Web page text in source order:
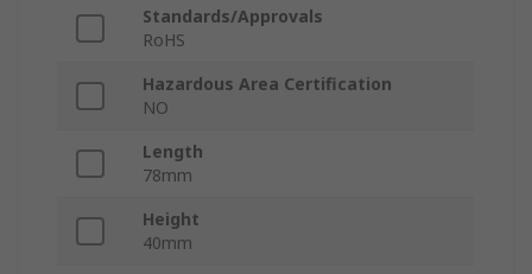
Standards/Approvals
RoHS
Hazardous Area Certification
NO
Length
78mm
Height
40mm